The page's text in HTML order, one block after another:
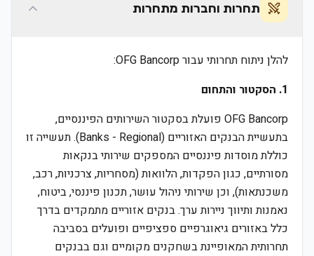
תחרות וחברות מתחרות
להלן ניתוח תחרותי עבור OFG Bancorp:
1. הסקטור והתחום
OFG Bancorp פועלת בסקטור השירותים הפיננסיים,
בתעשיית הבנקים האזוריים (Banks - Regional). תעשייה זו
כוללת מוסדות פיננסיים המספקים שירותי בנקאות
מסורתיים, כגון הפקדות, הלוואות (מסחריות, צרכניות, רכב,
משכנתאות), וכן שירותי ניהול עושר, תכנון פיננסי, ביטוח,
נאמנות ותיווך ניירות ערך. בנקים אזוריים מתמקדים בדרך
כלל באזורים גיאוגרפיים ספציפיים ופועלים בסביבה
תחרותית המאופיינת בשחקנים מקומיים וגם בבנקים